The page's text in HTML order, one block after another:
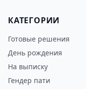
КАТЕГОРИИ
Готовые решения
День рождения
На выписку
Гендер пати